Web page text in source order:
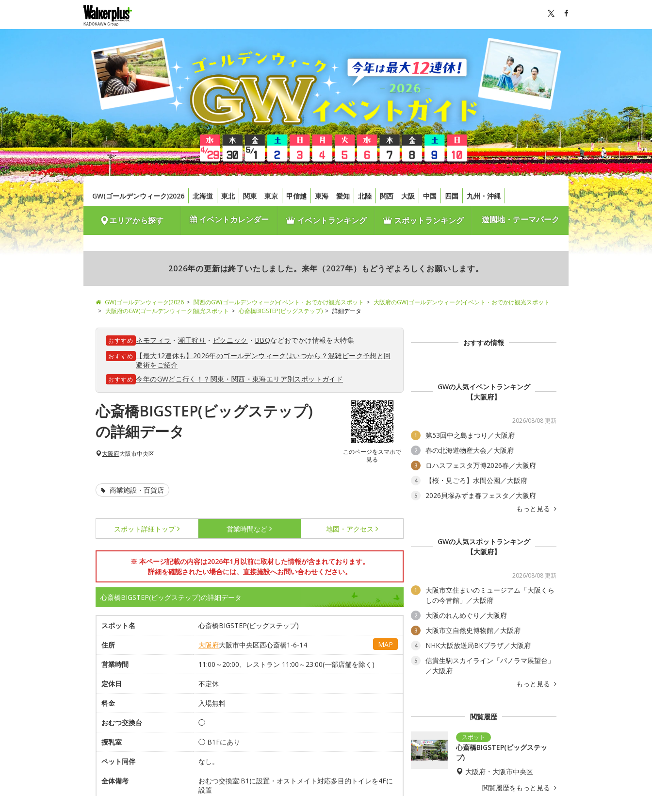
GW(ゴールデンウィーク)2026 北海道 東北 関東 東京 甲信越 東海 愛知 北陸 関西 大阪 中国 四国 九州・沖縄
エリアから探す イベントカレンダー イベントランキング スポットランキング 遊園地・テーマパーク
2026年の更新は終了いたしました。来年（2027年）もどうぞよろしくお願いします。
GW(ゴールデンウィーク)2026 関西のGW(ゴールデンウィーク)イベント・おでかけ観光スポット
大阪府のGW(ゴールデンウィーク)イベント・おでかけ観光スポット
大阪府のGW(ゴールデンウィーク)観光スポット
心斎橋BIGSTEP(ビッグステップ) 詳細データ
おすすめ ネモフィラ ・ 潮干狩り ・ ピクニック ・ BBQなどおでかけ情報を大特集
おすすめ
【最大12連休も】2026年のゴールデンウィークはいつから？混雑ピーク予想と回
避術をご紹介
おすすめ 今年のGWどこ行く！？関東・関西・東海エリア別スポットガイド
心斎橋BIGSTEP(ビッグステップ)
の詳細データ
このページをスマホで
見る
大阪府大阪市中央区
商業施設・百貨店
スポット詳細 トップ 営業時間など 地図・アクセス
※ 本ページ記載の内容は2026年1月以前に取材した情報が含まれております。
詳細を確認されたい場合には、直接施設へお問い合わせください。
心斎橋BIGSTEP(ビッグステップ)の詳細データ
スポット名 心斎橋BIGSTEP(ビッグステップ)
住所 大阪府大阪市中央区西心斎橋1-6-14 MAP
営業時間 11:00～20:00、レストラン 11:00～23:00(一部店舗を除く)
定休日 不定休
料金 入場無料
おむつ交換台 ◯
授乳室 ◯ B1Fにあり
ペット同伴 なし。
全体備考
おむつ交換室:B1に設置・オストメイト対応多目的トイレを4Fに
設置
おすすめ情報
GWの人気イベントランキング
【大阪府】
2026/08/08 更新
1 第53回中之島まつり／大阪府
2 春の北海道物産大会／大阪府
3 ロハスフェスタ万博2026春／大阪府
4 【桜・見ごろ】水間公園／大阪府
5
2026貝塚みずま春フェスタ／大阪府
もっと見る
GWの人気スポットランキング
【大阪府】
2026/08/08 更新
1
大阪市立住まいのミュージアム「大阪くら
しの今昔館」／大阪府
2 大阪のれんめぐり／大阪府
3 大阪市立自然史博物館／大阪府
4 NHK大阪放送局BKプラザ／大阪府
5
信貴生駒スカイライン「パノラマ展望台」
／大阪府
もっと見る
閲覧履歴
心斎橋BIGSTEP(ビッグステッ
プ)
大阪府・大阪市中央区
閲覧履歴をもっと見る